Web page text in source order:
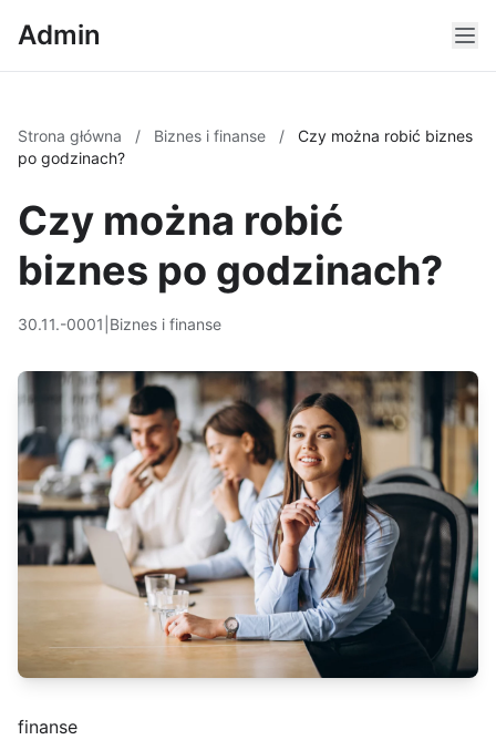
Admin
Strona główna / Biznes i finanse /
Czy można robić biznes
po godzinach?
Czy można robić
biznes po godzinach?
30.11.-0001 Biznes i finanse
finanse